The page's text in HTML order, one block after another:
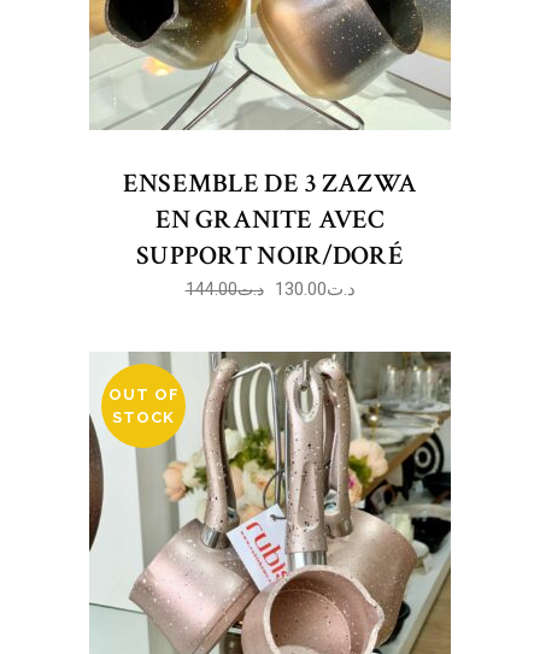
ENSEMBLE DE 3 ZAZWA
EN GRANITE AVEC
SUPPORT NOIR/DORÉ
د.ت144.00 د.ت130.00
OUT OF
STOCK